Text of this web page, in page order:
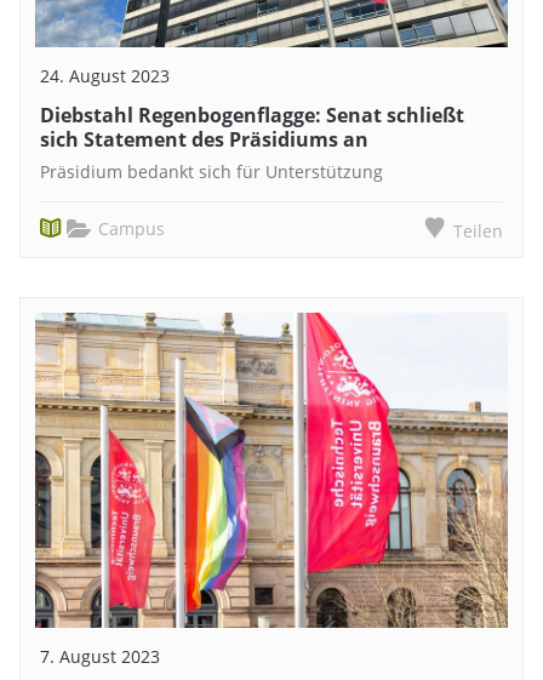
24. August 2023
Diebstahl Regenbogenflagge: Senat schließt
sich Statement des Präsidiums an
Präsidium bedankt sich für Unterstützung
Campus Teilen
7. August 2023